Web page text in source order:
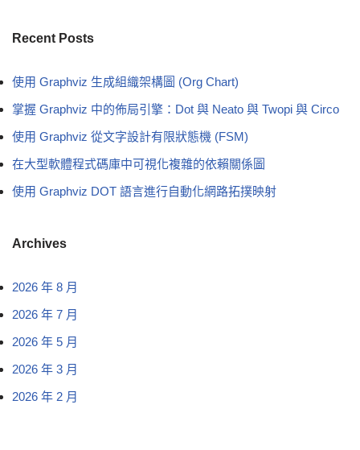
Recent Posts
使用 Graphviz 生成組織架構圖 (Org Chart)
掌握 Graphviz 中的佈局引擎：Dot 與 Neato 與 Twopi 與 Circo
使用 Graphviz 從文字設計有限狀態機 (FSM)
在大型軟體程式碼庫中可視化複雜的依賴關係圖
使用 Graphviz DOT 語言進行自動化網路拓撲映射
Archives
2026 年 8 月
2026 年 7 月
2026 年 5 月
2026 年 3 月
2026 年 2 月